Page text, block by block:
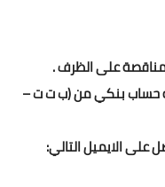
على الظرف .
حساب بنكي من (ب ت ت –
الايميل التالي: